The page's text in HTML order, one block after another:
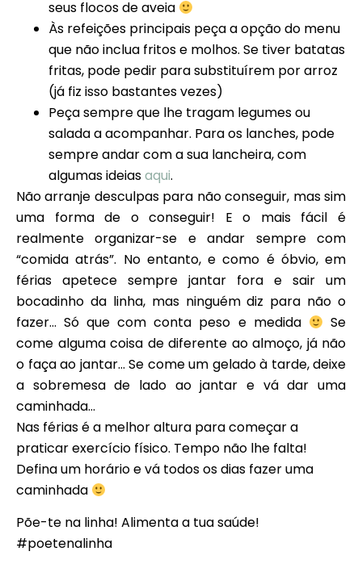
seus flocos de aveia
Às refeições principais peça a opção do menu
que não inclua fritos e molhos. Se tiver batatas
fritas, pode pedir para substituírem por arroz
(já fiz isso bastantes vezes)
Peça sempre que lhe tragam legumes ou
salada a acompanhar. Para os lanches, pode
sempre andar com a sua lancheira, com
algumas ideiasaqui.
Não arranje desculpas para não conseguir, mas sim
uma forma de o conseguir! E o mais fácil é
realmente organizar-se e andar sempre com
“comida atrás”. No entanto, e como é óbvio, em
férias apetece sempre jantar fora e sair um
bocadinho da linha, mas ninguém diz para não o
fazer… Só que com conta peso e medida
Se
come alguma coisa de diferente ao almoço, já não
o faça ao jantar… Se come um gelado à tarde, deixe
a sobremesa de lado ao jantar e vá dar uma
caminhada…
Nas férias é a melhor altura para começar a
praticar exercício físico. Tempo não lhe falta!
Defina um horário e vá todos os dias fazer uma
caminhada
Põe-te na linha! Alimenta a tua saúde!
#poetenalinha